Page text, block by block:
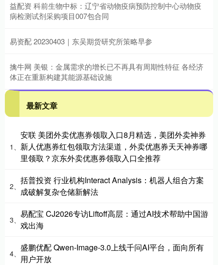
益配资 科前生物中标：辽宁省动物疫病预防控制中心动物疫
病检测试剂采购项目007包合同
易资配 20230403｜东吴期货研究所策略早参
擒牛网 美银：金属需求的增长已不再具有周期性特征 各经济
体正在重新构建其能源基础设施
最新文章
1、
安联 美团外卖优惠券领取入口8月精选，美团外卖神券
新人优惠券红包领取方法渠道，外卖优惠券天天神券哪
里领取？京东外卖优惠券领取入口全推荐
2、
括普投资 行业机构Interact Analysis：机器人组合方案
成破解复杂仓储新解法
3、
易配宝 CJ2026专访Liftoff高层：通过AI技术帮助中国游
戏出海
4、
盛鹏优配 Qwen-Image-3.0上线千问AI平台，面向所有
用户开放